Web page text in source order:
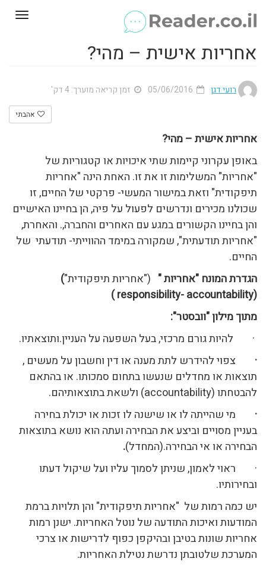
אחריות אישית – מהי?
רועי דגן זמן קריאה מוערך: 4 דק'
אהבתי
אחריות אישית – מהי?
באופן עקרוני קיימות שתי איכויות או קטגוריות של
"אחריות" המשלימות זו את זו. האחת הינה "אחריות
תיפקודית" וזאת במישור המעשי- פרקטי של החיים, זו
שכולנו מכירים ונדרשים לפעול על פיה, הן בחיינו האישיים
והן בחיינו הקשורים במגע עם האחרים והחברה,. והאחרת,
"אחריות תודעתית", שמקורה במימד ההווייתי- תודעתי של
החיים.
הגדרת המונח "אחריות " ("אחריות תיפקודית")
(responsibility- accountability )
מתוך מילון "וובסטר":
· להיות גורם מרכזי, בעל השפעה על העניין.ותוצאתיו.
· צפוי להידרש לתת מענה או דין וחשבון על מעשים ,
תוצאות או מחדלים שנעשו בתחום סמכותו. או בהתאם
להבטחתו (accountability)
ולשאת בתוצאותיהם.
· מי שהייתה לו או שישנה לו זכות או יכולת בחירה
בעניין מסויים וביצע את הבחירה ועתה הוא נושא בתוצאות
הבחירה או אי הבחירה.(המחדל).
· ראוי לאמון, שניתן לסמוך עליו ועל שיקול דעתו
ובחירותיו.
יש כמה רמות של "אחריות תיפקודית" והן תלויות ברמת
המודעות ואיכות התודעה של נוטל האחריות. ישנן רמות
אחריות שונות בטיבן ובהיקפן כפוף לדרישות או צרכי
המערכת שלטובתן נדרשת נטילת האחריות.